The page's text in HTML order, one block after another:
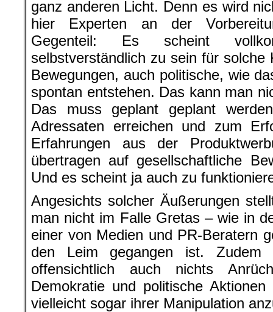
ganz anderen Licht. Denn es wird
hier Experten an der
Gegenteil: Es scheint
selbstverständlich zu sein für solche
Bewegungen, auch politische, wie
spontan entstehen. Das kann man
Das muss geplant geplant
Adressaten erreichen und zum
Erfahrungen aus der
übertragen auf gesellschaftliche
Und es scheint ja auch zu
Angesichts solcher Äußerungen
man nicht im Falle Gretas – wie in
einer von Medien und PR-Beratern
den Leim gegangen ist. Zudem
offensichtlich auch nichts
Demokratie und politische
vielleicht sogar ihrer Manipulation